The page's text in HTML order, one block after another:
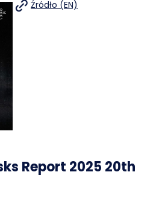
Źródło (EN)
Report 2025 20th